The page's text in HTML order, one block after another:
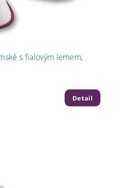
s fialovým lemem,
Detail